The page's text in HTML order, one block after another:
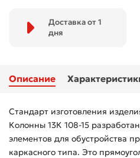
Доставка от 1
дня
Описание
Стандарт изготовления
Колонны 13К 108-15
элементов для обустройства
каркасного типа. Это